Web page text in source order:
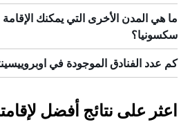
ما هي المدن الأخرى التي يمكنك الإقامة
سكسونيا؟
كم عدد الفنادق الموجودة في
اعثر على نتائج أفضل